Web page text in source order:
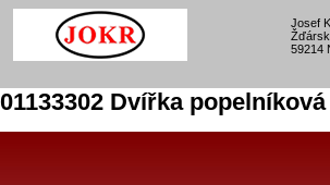
Josef
59214
01133302 Dvířka popelníková